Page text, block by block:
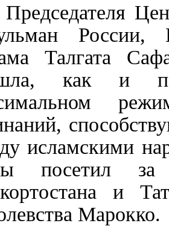
России,
Талгата
как и
исламскими
посетил за
и
Марокко.